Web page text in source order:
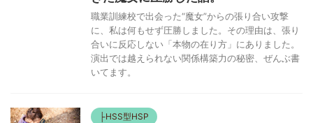
職業訓練校で出会った“魔女”からの張り合い攻撃
に、私は何もせず圧勝しました。その理由は、張り
合いに反応しない「本物の在り方」にありました。
演出では越えられない関係構築力の秘密、ぜんぶ書
いてます。
├HSS型HSP